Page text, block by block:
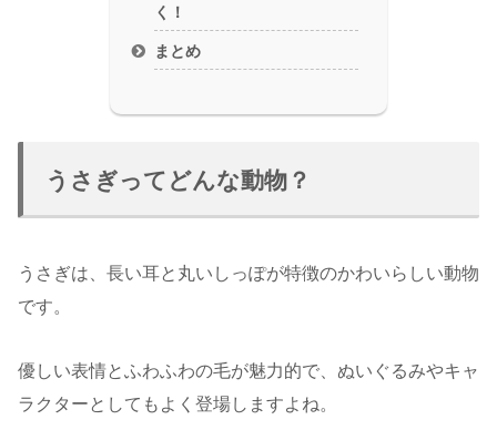
く！
まとめ
うさぎってどんな動物？
うさぎは、長い耳と丸いしっぽが特徴のかわいらしい動物
です。
優しい表情とふわふわの毛が魅力的で、ぬいぐるみやキャ
ラクターとしてもよく登場しますよね。